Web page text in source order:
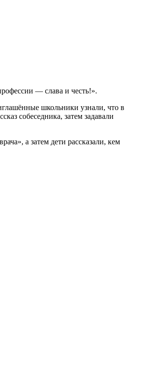
— слава и честь!».
школьники узнали, что в
собеседника, затем задавали
а затем дети рассказали, кем